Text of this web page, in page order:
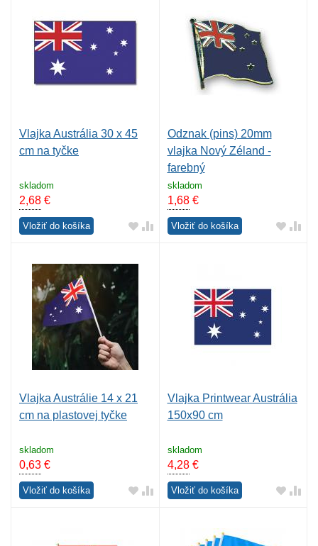
Vlajka Austrália 30 x 45
cm na tyčke
skladom
2,68 €
Vložiť do košíka
Odznak (pins) 20mm
vlajka Nový Zéland -
farebný
skladom
1,68€
Vložiť do košíka
Vlajka Austrálie 14 x 21
cm na plastovej tyčke
skladom
0,63 €
Vložiť do košíka
Vlajka Printwear Austrália
150x90 cm
skladom
4,28€
Vložiť do košíka